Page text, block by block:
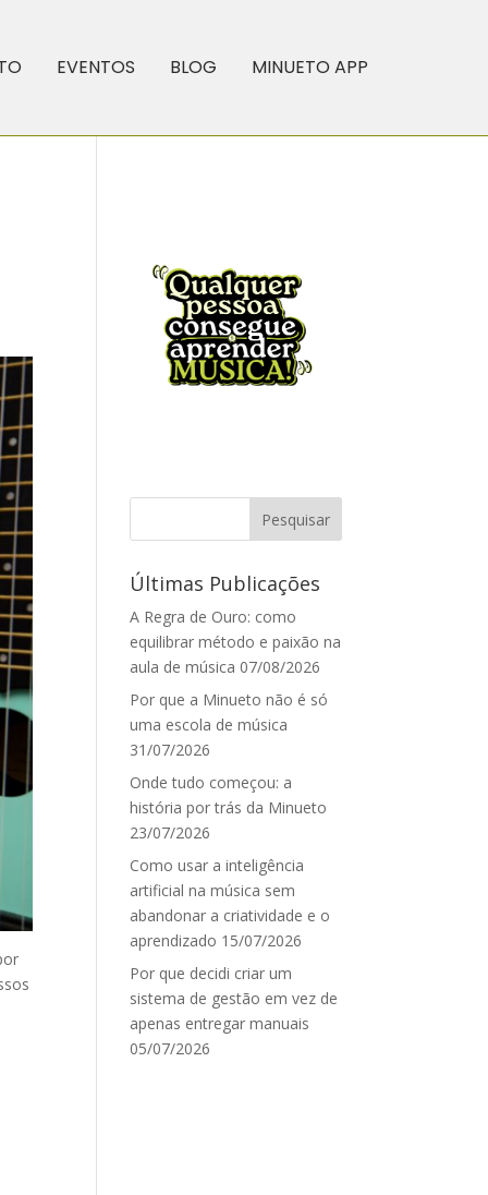
EVENTOS BLOG MINUETO APP
Últimas Publicações
A Regra de Ouro: como
equilibrar método e paixão na
aula de música 07/08/2026
Por que a Minueto não é só
uma escola de música
31/07/2026
Onde tudo começou: a
história por trás da Minueto
23/07/2026
Como usar a inteligência
artificial na música sem
abandonar a criatividade e o
aprendizado 15/07/2026
Por que decidi criar um
sistema de gestão em vez de
apenas entregar manuais
05/07/2026